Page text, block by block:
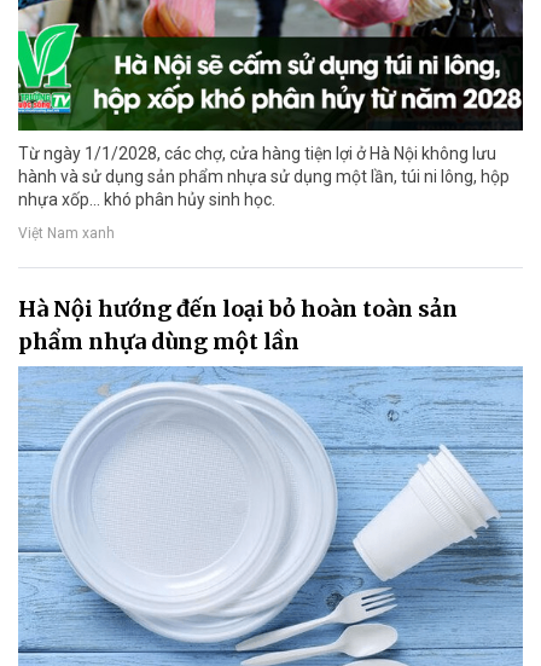
Từ ngày 1/1/2028, các chợ, cửa hàng tiện lợi ở Hà Nội không lưu
hành và sử dụng sản phẩm nhựa sử dụng một lần, túi ni lông, hộp
nhựa xốp... khó phân hủy sinh học.
Việt Nam xanh
Hà Nội hướng đến loại bỏ hoàn toàn sản
phẩm nhựa dùng một lần